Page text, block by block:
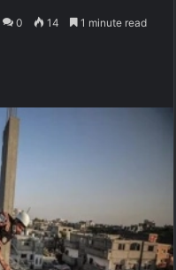
0 14 1 minute read